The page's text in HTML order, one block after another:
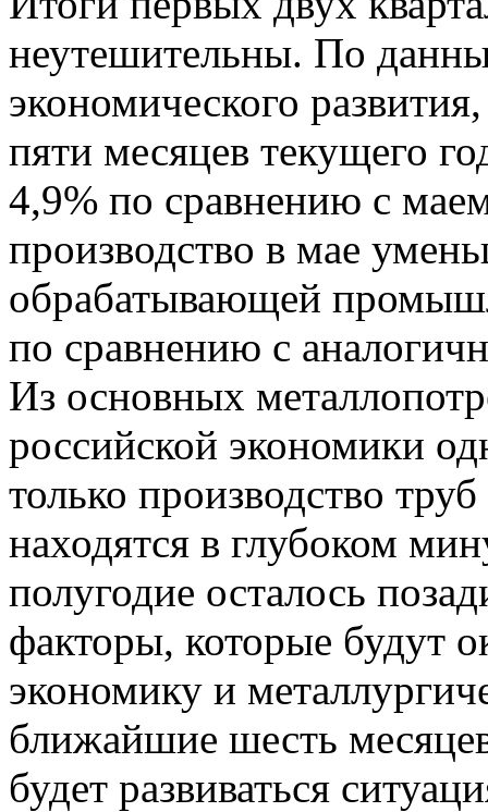
неутешительны. По
экономического
пяти месяцев текущего
4,9% по сравнению с
производство в мае
обрабатывающей
по сравнению с
Из основных
российской экономики
только производство
находятся в глубоком
полугодие осталось
факторы, которые будут
экономику и
ближайшие шесть
будет развиваться